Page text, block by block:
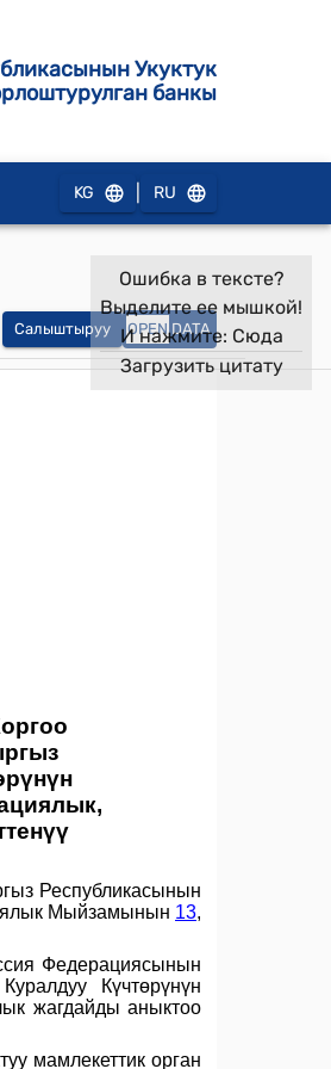
Укуктук
банкы
KG RU
Салыштыруу OPEN DATA
Ошибка в тексте?
Выделите ее мышкой!
И нажмите: Сюда
Загрузить цитату